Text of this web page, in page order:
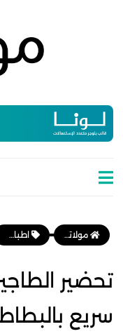
مولاتي موقع نسائي مغربي يهتم بالمرأة المغربية، وأخبار الأسرة و المجتمع اطباق رئيسية
تحضير
سريع